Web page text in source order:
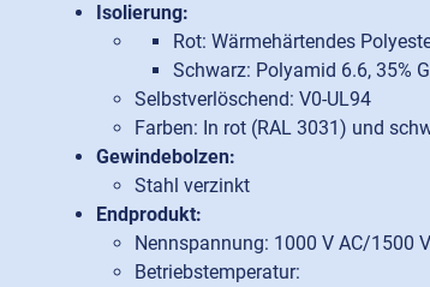
Isolierung:
Rot: Wärmehärtendes
Schwarz: Polyamid 6.6, 35%
Selbstverlöschend: V0-UL94
Farben: In rot (RAL 3031) und
Gewindebolzen:
Stahl verzinkt
Endprodukt:
Nennspannung: 1000 V AC/1500
Betriebstemperatur: